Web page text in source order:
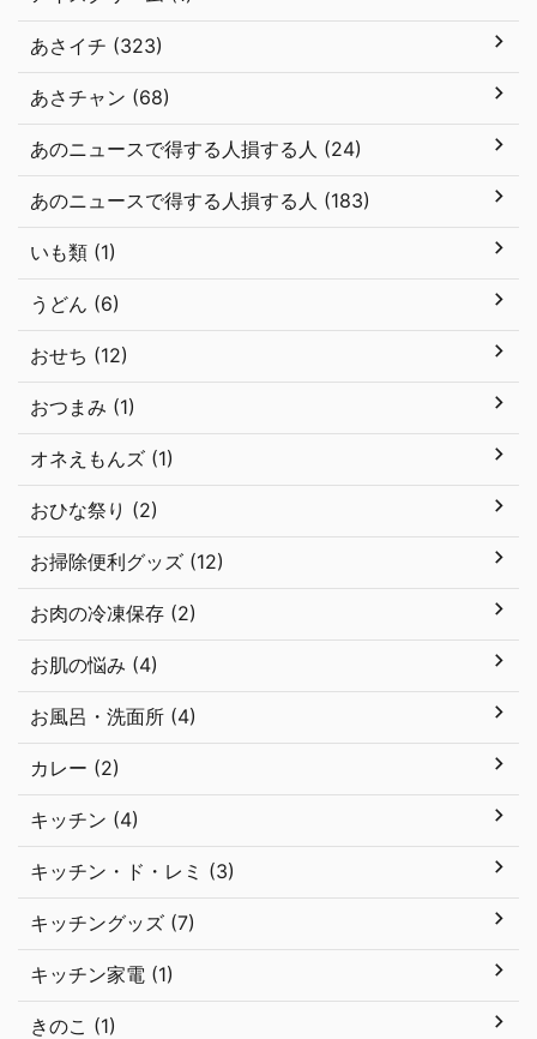
あさイチ (323)
あさチャン (68)
あのニュースで得する人損する人 (24)
あのニュースで得する人損する人 (183)
いも類 (1)
うどん (6)
おせち (12)
おつまみ (1)
オネえもんズ (1)
おひな祭り (2)
お掃除便利グッズ (12)
お肉の冷凍保存 (2)
お肌の悩み (4)
お風呂・洗面所 (4)
カレー (2)
キッチン (4)
キッチン・ド・レミ (3)
キッチングッズ (7)
キッチン家電 (1)
きのこ (1)